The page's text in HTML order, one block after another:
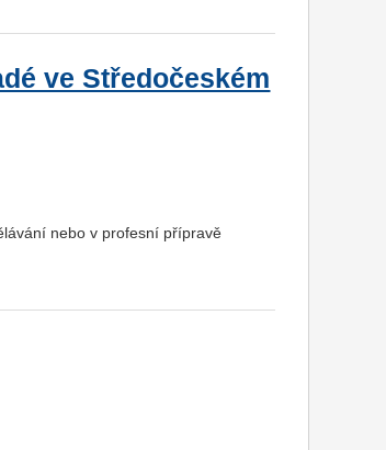
ve Středočeském
nebo v profesní přípravě